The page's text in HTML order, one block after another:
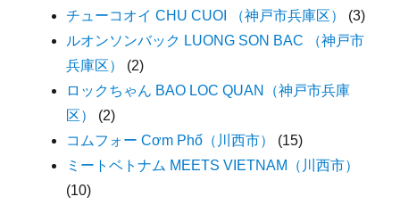
チューコオイ CHU CUOI （神戸市兵庫区）
(3)
ルオンソンバック LUONG SON BAC （神戸市
兵庫区）
(2)
ロックちゃん BAO LOC QUAN（神戸市兵庫
区）
(2)
コムフォー Cơm Phố（川西市）
(15)
ミートベトナム MEETS VIETNAM（川西市）
(10)